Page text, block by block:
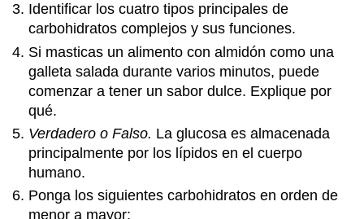
Identificar los cuatro tipos principales de
carbohidratos complejos y sus funciones.
Si masticas un alimento con almidón como una
galleta salada durante varios minutos, puede
comenzar a tener un sabor dulce. Explique por
qué.
Verdadero o Falso. La glucosa es almacenada
principalmente por los lípidos en el cuerpo
humano.
Ponga los siguientes carbohidratos en orden de
menor a mayor: